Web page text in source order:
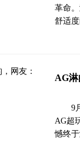
革命
舒适
AG
9
AG超
憾终